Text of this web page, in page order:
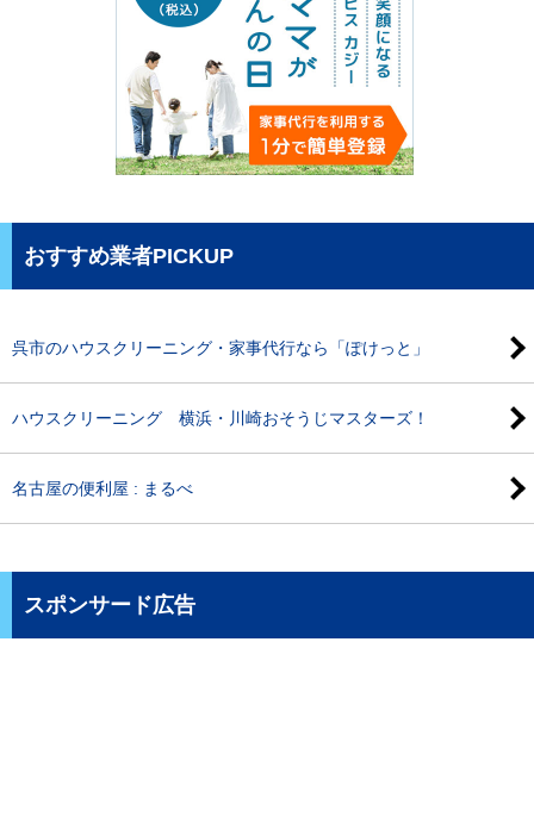
おすすめ業者PICKUP
呉市のハウスクリーニング・家事代行なら「ぽけっと」
ハウスクリーニング 横浜・川崎おそうじマスターズ！
名古屋の便利屋 : まるべ
スポンサード広告